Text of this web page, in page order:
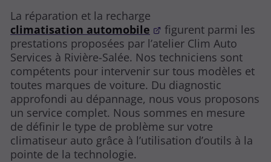
La réparation et la recharge
climatisation automobile
figurent parmi les
prestations proposées par l’atelier Clim Auto
Services à Rivière-Salée. Nos techniciens sont
compétents pour intervenir sur tous modèles et
toutes marques de voiture. Du diagnostic
approfondi au dépannage, nous vous proposons
un service complet. Nous sommes en mesure
de définir le type de problème sur votre
climatiseur auto grâce à l’utilisation d’outils à la
pointe de la technologie.